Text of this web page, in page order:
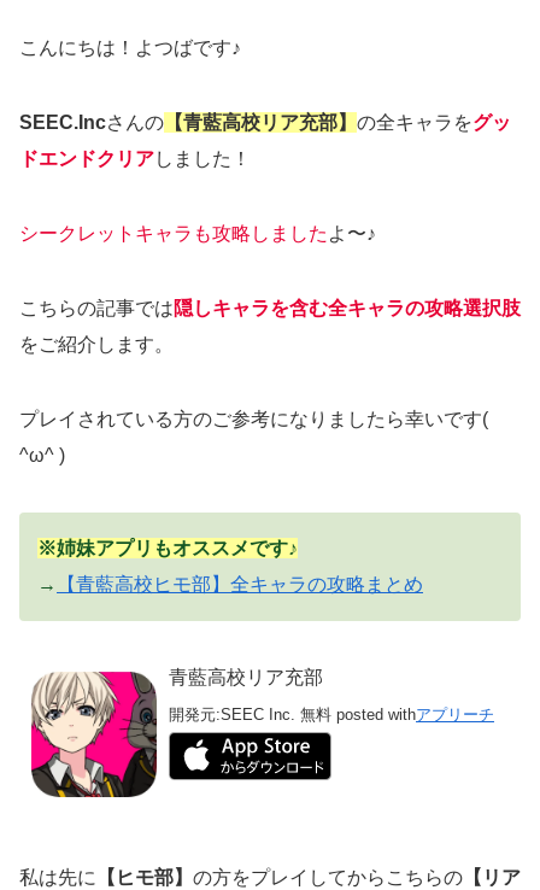
こんにちは！よつばです♪
SEEC.Incさんの 【青藍高校リア充部】 の全キャラをグッ
ドエンドクリアしました！
シークレットキャラも攻略しました よ〜♪
こちらの記事では隠しキャラを含む全キャラの攻略選択肢
をご紹介します。
プレイされている方のご参考になりましたら幸いです(
^ω^ )
※姉妹アプリもオススメです♪
→
【青藍高校ヒモ部】全キャラの攻略まとめ
青藍高校リア充部
開発元:SEEC Inc. 無料 posted withアプリーチ
私は先に 【ヒモ部】 の方をプレイしてからこちらの 【リア